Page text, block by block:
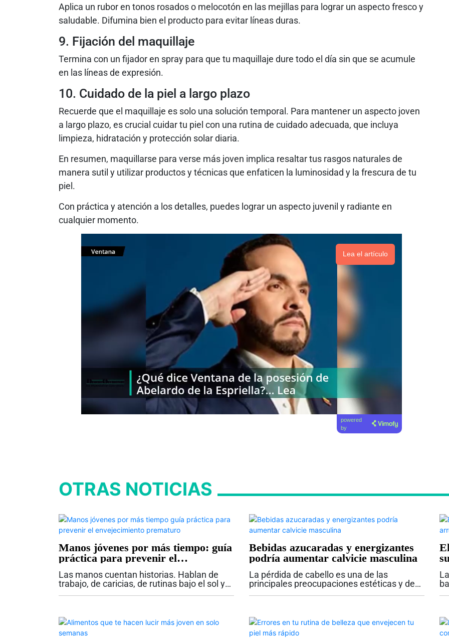
Aplica un rubor en tonos rosados ​​o melocotón en las mejillas para lograr un aspecto fresco y
saludable. Difumina bien el producto para evitar líneas duras.
9. Fijación del maquillaje
Termina con un fijador en spray para que tu maquillaje dure todo el día sin que se acumule
en las líneas de expresión.
10. Cuidado de la piel a largo plazo
Recuerde que el maquillaje es solo una solución temporal. Para mantener un aspecto joven
a largo plazo, es crucial cuidar tu piel con una rutina de cuidado adecuada, que incluya
limpieza, hidratación y protección solar diaria.
En resumen, maquillarse para verse más joven implica resaltar tus rasgos naturales de
manera sutil y utilizar productos y técnicas que enfaticen la luminosidad y la frescura de tu
piel.
Con práctica y atención a los detalles, puedes lograr un aspecto juvenil y radiante en
cualquier momento.
Lea el artículo
powered
by
OTRAS NOTICIAS
Manos jóvenes por más tiempo: guía
práctica para prevenir el
envejecimiento prematuro
Las manos cuentan historias. Hablan de
trabajo, de caricias, de rutinas bajo el sol y
Bebidas azucaradas y energizantes
podría aumentar calvicie masculina
La pérdida de cabello es una de las
principales preocupaciones estéticas y de